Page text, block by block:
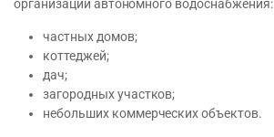
организации автономного водоснабжения:
частных домов;
коттеджей;
дач;
загородных участков;
небольших коммерческих объектов.